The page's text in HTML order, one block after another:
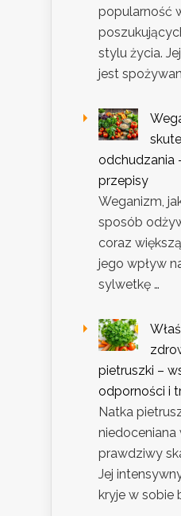
popularność
stylu życia.
jest
odchudzania
przepisy
Weganizm,
sposób
coraz
jego wpływ
sylwetkę …
pietruszki –
odporności i
Natka
niedoceniana
prawdziwy
Jej
kryje w sobie